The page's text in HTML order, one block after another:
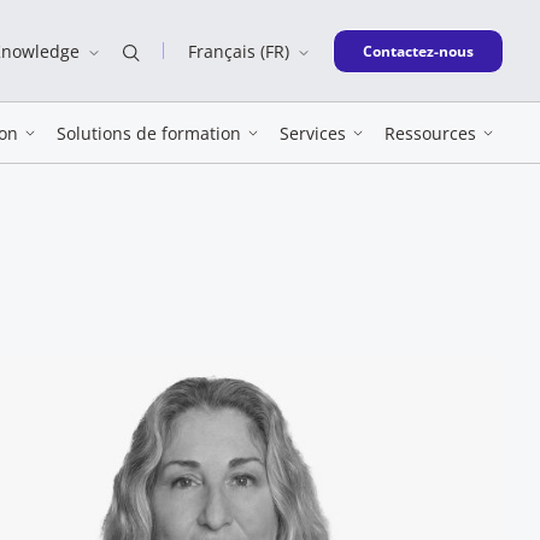
Français (FR) New window
Contactez-nous
Solutions de formation Services Ressources